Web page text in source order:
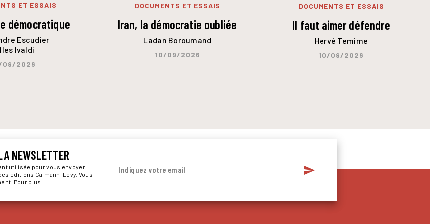
ET ESSAIS
démocratique
Escudier
Ivaldi
09/2026
DOCUMENTS ET ESSAIS
Iran, la démocratie oubliée
Ladan Boroumand
10/09/2026
DOCUMENTS ET ESSAIS
Il faut aimer défendre
Hervé Temime
10/09/2026
NEWSLETTER
utilisée pour vous envoyer
éditions Calmann-Lévy. Vous
Pour plus
Indiquez votre email send